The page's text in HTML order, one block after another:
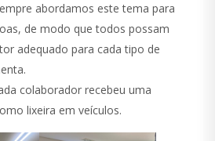
abordamos este tema para
de modo que todos possam
adequado para cada tipo de
colaborador recebeu uma
lixeira em veículos.